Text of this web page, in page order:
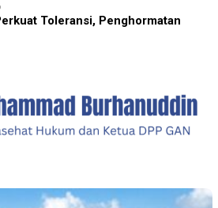
Toleransi, Penghormatan